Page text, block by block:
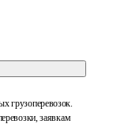
грузоперевозок.
заявкам